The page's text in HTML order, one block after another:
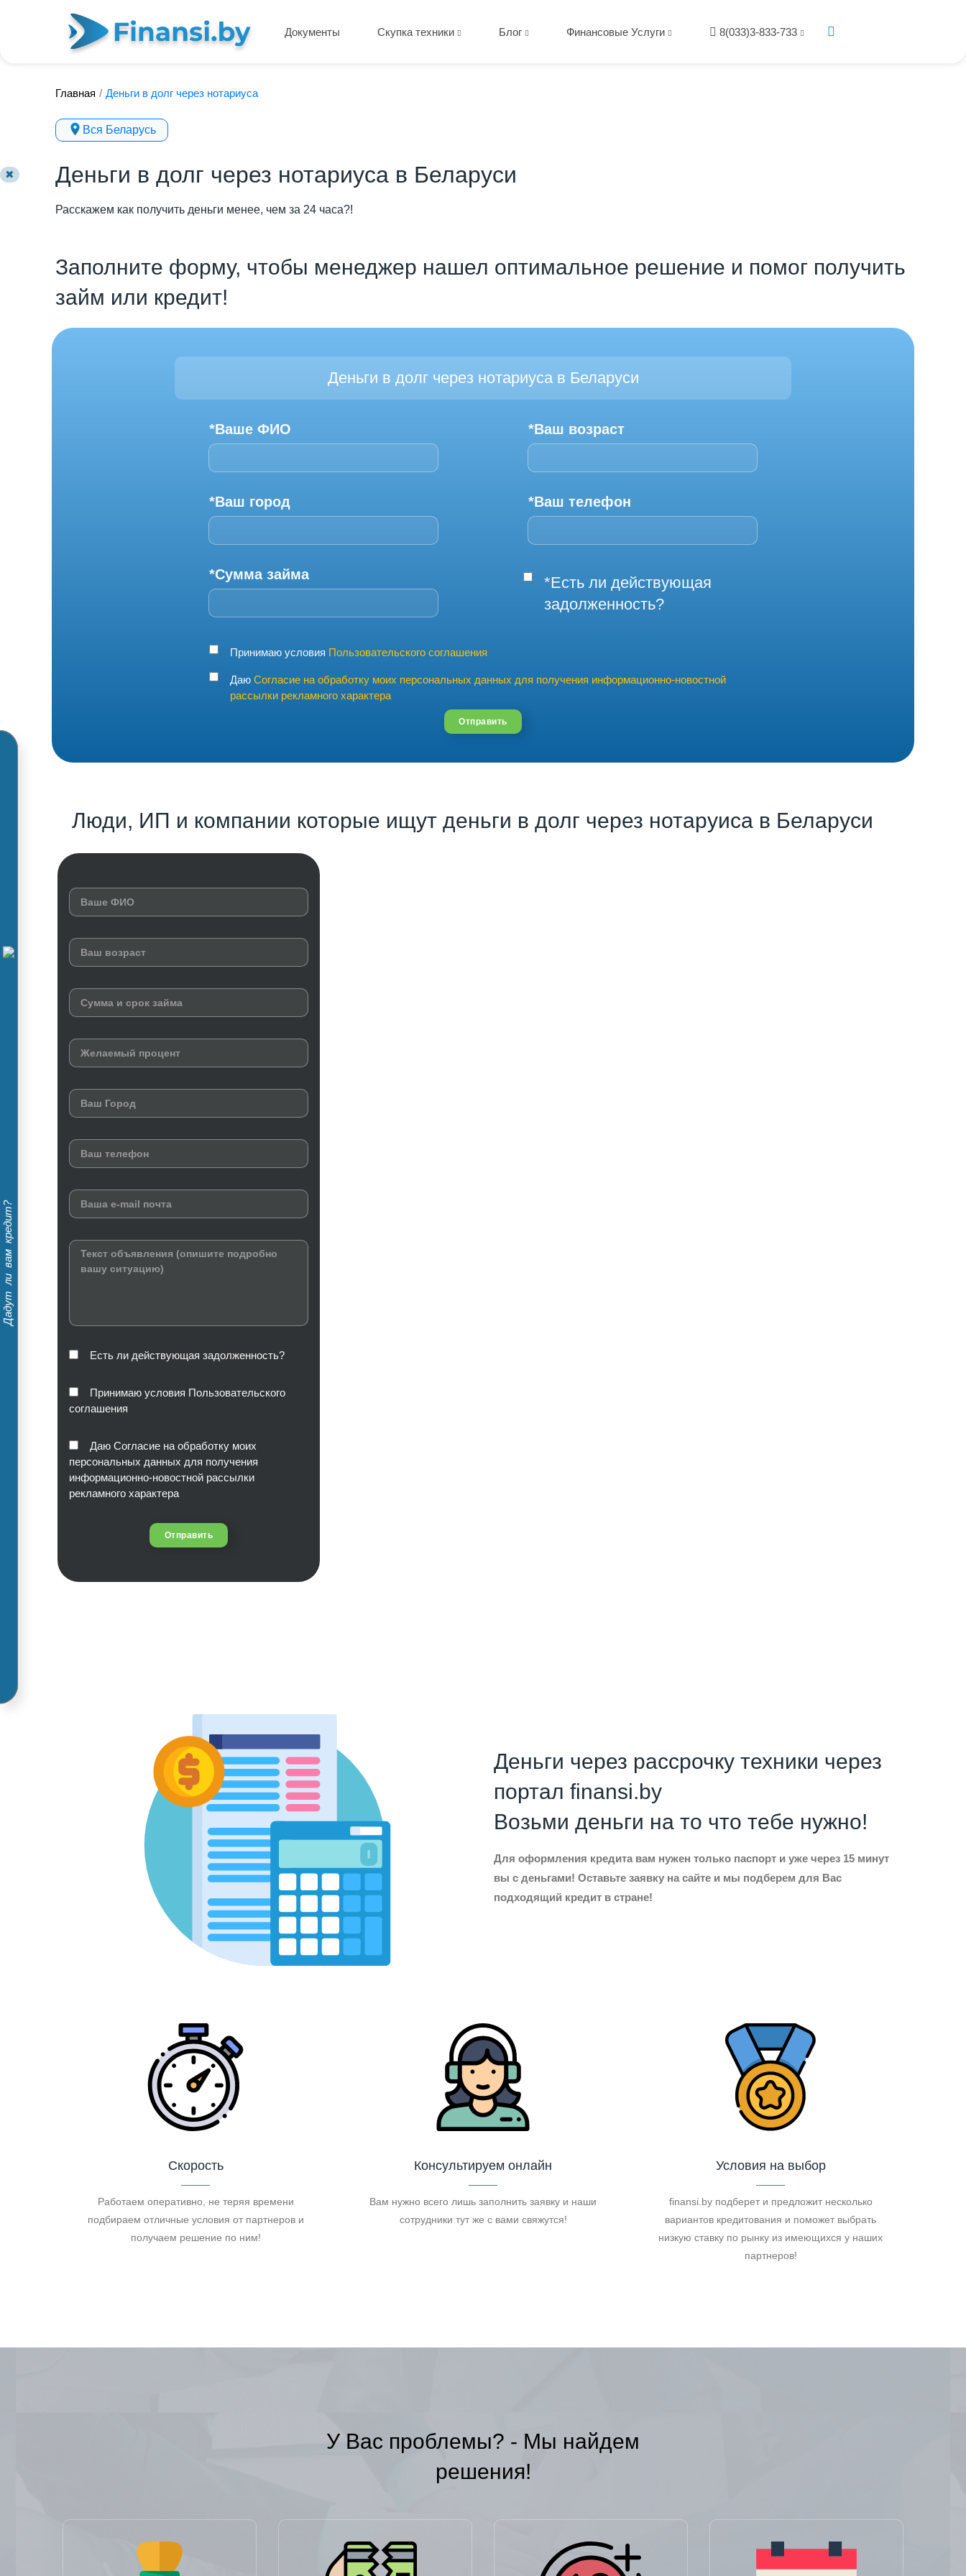
Документы Скупка техники Блог Финансовые Услуги 8(033)3-833-733
✖
Дадут ли вам кредит?
Главная / Деньги в долг через нотариуса
Вся Беларусь
Деньги в долг через нотариуса в Беларуси
Расскажем как получить деньги менее, чем за 24 часа?!
Заполните форму, чтобы менеджер нашел оптимальное решение и помог получить
займ или кредит!
Деньги в долг через нотариуса в Беларуси
*Ваше ФИО *Ваш возраст
*Ваш город *Ваш телефон
*Сумма займа
*Есть ли действующая
задолженность?
Принимаю условия Пользовательского соглашения
Даю Согласие на обработку моих персональных данных для получения информационно-новостной
рассылки рекламного характера
Отправить
Люди, ИП и компании которые ищут деньги в долг через нотаруиса в Беларуси
Есть ли действующая задолженность?
Принимаю условия Пользовательского
соглашения
Даю Согласие на обработку моих
персональных данных для получения
информационно-новостной рассылки
рекламного характера
Отправить
Деньги через рассрочку техники через
портал finansi.by
Возьми деньги на то что тебе нужно!
Для оформления кредита вам нужен только паспорт и уже через 15 минут
вы с деньгами! Оставьте заявку на сайте и мы подберем для Вас
подходящий кредит в стране!
Скорость
Работаем оперативно, не теряя времени
подбираем отличные условия от партнеров и
получаем решение по ним!
Консультируем онлайн
Вам нужно всего лишь заполнить заявку и наши
сотрудники тут же с вами свяжутся!
Условия на выбор
finansi.by подберет и предложит несколько
вариантов кредитования и поможет выбрать
низкую ставку по рынку из имеющихся у наших
партнеров!
У Вас проблемы? - Мы найдем
решения!